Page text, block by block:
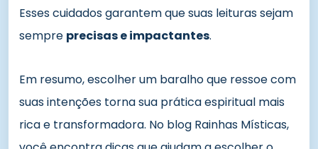
Esses cuidados garantem que suas leituras sejam
sempre precisas e impactantes.
Em resumo, escolher um baralho que ressoe com
suas intenções torna sua prática espiritual mais
rica e transformadora. No blog Rainhas Místicas,